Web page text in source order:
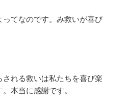
てなのです。み救いが喜び
れる救いは私たちを喜び楽
本当に感謝です。